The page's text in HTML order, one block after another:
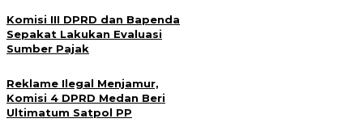
Komisi III DPRD dan Bapenda
Sepakat Lakukan Evaluasi
Sumber Pajak
Reklame Ilegal Menjamur,
Komisi 4 DPRD Medan Beri
Ultimatum Satpol PP